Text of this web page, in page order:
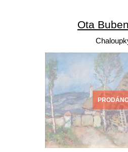
Ota